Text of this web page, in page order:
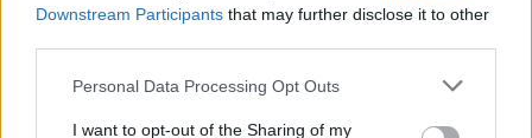
Downstream Participants that may further disclose it to other
Please note that this website/app uses one or more Google
not limited to your visit or usage behaviour. You may click to
Personal Data Processing Opt Outs
I want to opt-out of the Sharing of my
Na szóval, mégis mi a problémád?
Hogy valójában ti aludtatok el és ezért halt meg
vagy 10 ember?
Arról nem is szólva, hogy a te mostani